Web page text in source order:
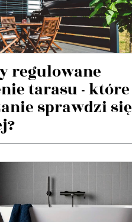
regulowane
tarasu - które
sprawdzi się